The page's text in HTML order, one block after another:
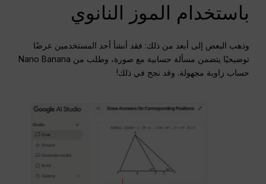
باستخدام الموز النانوي
وذهب البعض إلى أبعد من ذلك: فقد أنشأ أحد المستخدمين عرضًا
توضيحيًا يتضمن مسألة حسابية مع صورة، وطلب من Nano Banana
حساب زاوية مجهولة. وقد نجح في ذلك!